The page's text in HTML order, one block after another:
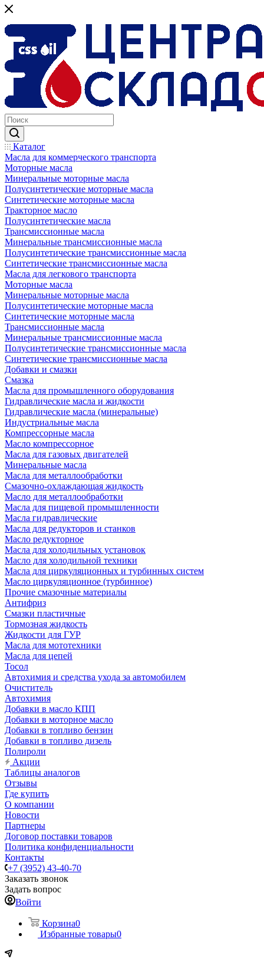
Каталог
Масла для коммерческого транспорта
Моторные масла
Минеральные моторные масла
Полусинтетические моторные масла
Синтетические моторные масла
Тракторное масло
Полусинтетические масла
Трансмиссионные масла
Минеральные трансмиссионные масла
Полусинтетические трансмиссионные масла
Синтетические трансмиссионные масла
Масла для легкового транспорта
Моторные масла
Минеральные моторные масла
Полусинтетические моторные масла
Синтетические моторные масла
Трансмиссионные масла
Минеральные трансмиссионные масла
Полусинтетические трансмиссионные масла
Синтетические трансмиссионные масла
Добавки и смазки
Смазка
Масла для промышленного оборудования
Гидравлические масла и жидкости
Гидравлические масла (минеральные)
Индустриальные масла
Компрессорные масла
Масло компрессорное
Масла для газовых двигателей
Минеральные масла
Масла для металлообработки
Смазочно-охлаждающая жидкость
Масло для металлообработки
Масла для пищевой промышленности
Масла гидравлические
Масла для редукторов и станков
Масло редукторное
Масла для холодильных установок
Масло для холодильной техники
Масла для циркуляционных и турбинных систем
Масло циркуляционное (турбинное)
Прочие смазочные материалы
Антифриз
Смазки пластичные
Тормозная жидкость
Жидкости для ГУР
Масла для мототехники
Масла для цепей
Тосол
Автохимия и средства ухода за автомобилем
Очиститель
Автохимия
Добавки в масло КПП
Добавки в моторное масло
Добавки в топливо бензин
Добавки в топливо дизель
Полироли
Акции
Таблицы аналогов
Отзывы
Где купить
О компании
Новости
Партнеры
Договор поставки товаров
Политика конфиденциальности
Контакты
+7 (3952) 43-40-70
Заказать звонок
Задать вопрос
Войти
Корзина0
Избранные товары0